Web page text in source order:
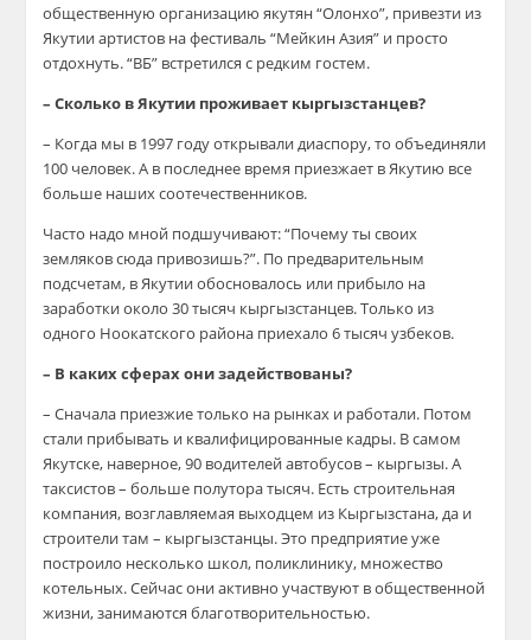
общественную организацию якутян “Олонхо”, привезти из
Якутии артистов на фестиваль “Мейкин Азия” и просто
отдохнуть. “ВБ” встретился с редким гостем.
– Сколько в Якутии проживает кыргызстанцев?
– Когда мы в 1997 году открывали диаспору, то объединяли
100 человек. А в последнее время приезжает в Якутию все
больше наших соотечественников.
Часто надо мной подшучивают: “Почему ты своих
земляков сюда привозишь?”. По предварительным
подсчетам, в Якутии обосновалось или прибыло на
заработки около 30 тысяч кыргызстанцев. Только из
одного Ноокатского района приехало 6 тысяч узбеков.
– В каких сферах они задействованы?
– Сначала приезжие только на рынках и работали. Потом
стали прибывать и квалифицированные кадры. В самом
Якутске, наверное, 90 водителей автобусов – кыргызы. А
таксистов – больше полутора тысяч. Есть строительная
компания, возглавляемая выходцем из Кыргызстана, да и
строители там – кыргызстанцы. Это предприятие уже
построило несколько школ, поликлинику, множество
котельных. Сейчас они активно участвуют в общественной
жизни, занимаются благотворительностью.